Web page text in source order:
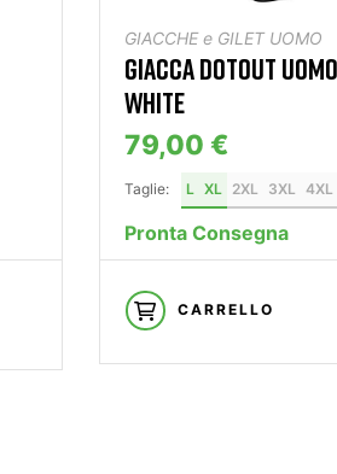
GIACCHE e GILET UOMO
GIACCA DOTOUT
WHITE
79,00 €
Taglie: L XL 2XL 3XL 4XL
Pronta Consegna
CARRELLO